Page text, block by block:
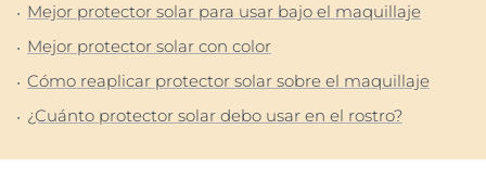
Mejor protector solar para usar bajo el maquillaje
Mejor protector solar con color
Cómo reaplicar protector solar sobre el maquillaje
¿Cuánto protector solar debo usar en el rostro?